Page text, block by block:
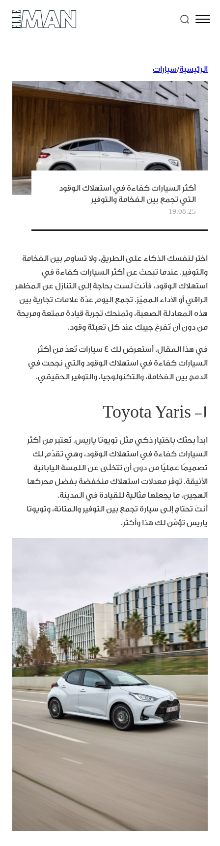
الرئيسية/سيارات
أكثر السيارات كفاءة في استهلاك الوقود
التي تجمع بين الفخامة والتوفير
19.08.25
اختر لنفسك الذكاء على الطريق، ولا تساوم بين الفخامة
والتوفير. عندما تبحث عن أكثر السيارات كفاءة في
استهلاك الوقود، فأنتَ لست بحاجة إلى التنازل عن المظهر
الراقي أو الأداء المميّز. تجمع اليوم عدّة علامات تجارية بين
هذه المعادلة الصعبة، وتمنحك تجربة قيادة ممتعة ومريحة
من دون أن تُفرغ جيبك عند كل تعبئة وقود.
في هذا المقال، أستعرض لك 4 سيارات تُعدّ من أكثر
السيارات كفاءة في استهلاك الوقود والتي نجحت في
الدمج بين الفخامة، والتكنولوجيا، والتوفير الحقيقي.
١- Toyota Yaris
ابدأ بحثك باختيار ذكي مثل تويوتا ياريس. تُعتبر من أكثر
السيارات كفاءة في استهلاك الوقود، وهي تقدّم لك
تصميمًا عمليًا من دون أن تتخلّى عن اللمسة اليابانية
الأنيقة. توفّر معدلات استهلاك منخفضة بفضل محركها
الهجين، ما يجعلها مثالية للقيادة في المدينة.
أنتَ تحتاج إلى سيارة تجمع بين التوفير والمتانة، وتويوتا
ياريس تؤمّن لك هذا وأكثر.